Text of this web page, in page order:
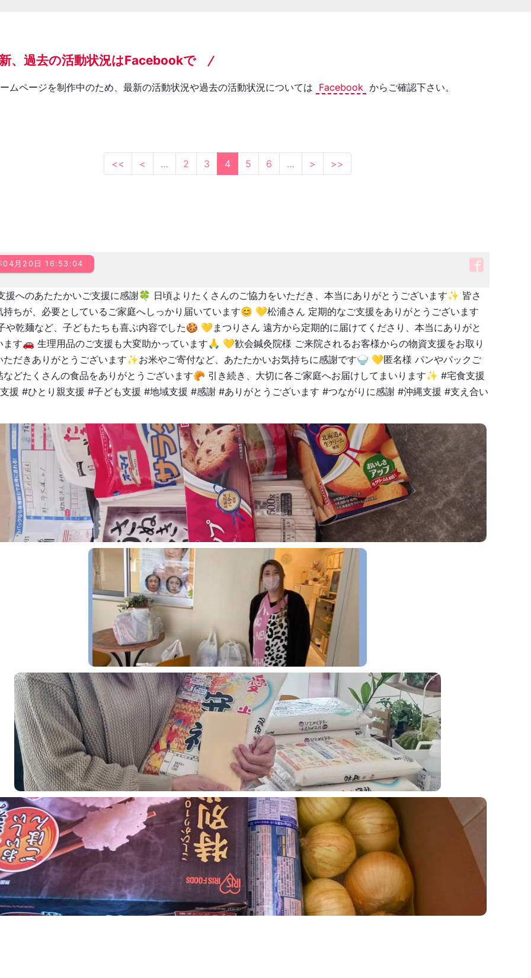
、過去の活動状況はFacebookで
ムページを制作中のため、最新の活動状況や過去の活動状況については Facebook からご確認下さい。
<< < … 2 3 4 5 6 … > >>
04月20日 16:53:04
援へのあたたかいご支援に感謝🍀 日頃よりたくさんのご協力をいただき、本当にありがとうございます✨ 皆さ
持ちが、必要としているご家庭へしっかり届いています😊 💛松浦さん 定期的なご支援をありがとうございます
や乾麺など、子どもたちも喜ぶ内容でした🍪 💛まつりさん 遠方から定期的に届けてくださり、本当にありがと
ます🚗 生理用品のご支援も大変助かっています🙏 💛歓会鍼灸院様 ご来院されるお客様からの物資支援をお取り
ただきありがとうございます✨お米やご寄付など、あたたかいお気持ちに感謝です🍚 💛匿名様 パンやパックご
などたくさんの食品をありがとうございます🥐 引き続き、大切に各ご家庭へお届けしてまいります✨ #宅食支援
援 #ひとり親支援 #子ども支援 #地域支援 #感謝 #ありがとうございます #つながりに感謝 #沖縄支援 #支え合い